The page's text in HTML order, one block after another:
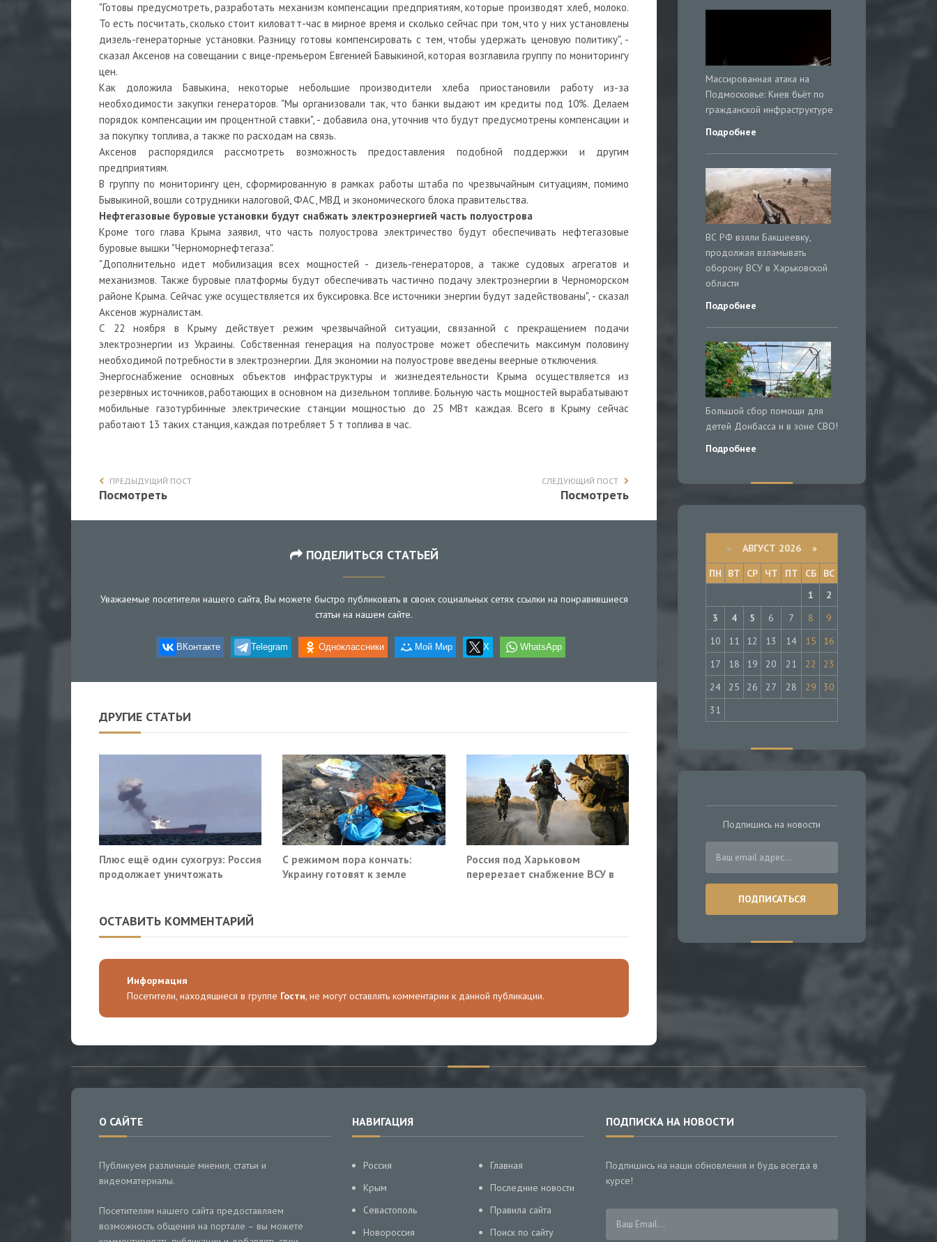
"Готовы предусмотреть, разработать механизм компенсации предприятиям, которые производят хлеб, молоко.
То есть посчитать, сколько стоит киловатт-час в мирное время и сколько сейчас при том, что у них установлены
дизель-генераторные установки. Разницу готовы компенсировать с тем, чтобы удержать ценовую политику", -
сказал Аксенов на совещании с вице-премьером Евгенией Бавыкиной, которая возглавила группу по мониторингу
цен.
Как доложила Бавыкина, некоторые небольшие производители хлеба приостановили работу из-за
необходимости закупки генераторов. "Мы организовали так, что банки выдают им кредиты под 10%. Делаем
порядок компенсации им процентной ставки", - добавила она, уточнив что будут предусмотрены компенсации и
за покупку топлива, а также по расходам на связь.
Аксенов распорядился рассмотреть возможность предоставления подобной поддержки и другим
предприятиям.
В группу по мониторингу цен, сформированную в рамках работы штаба по чрезвычайным ситуациям, помимо
Бывыкиной, вошли сотрудники налоговой, ФАС, МВД и экономического блока правительства.
Нефтегазовые буровые установки будут снабжать электроэнергией часть полуострова
Кроме того глава Крыма заявил, что часть полуострова электричество будут обеспечивать нефтегазовые
буровые вышки "Черноморнефтегаза".
"Дополнительно идет мобилизация всех мощностей - дизель-генераторов, а также судовых агрегатов и
механизмов. Также буровые платформы будут обеспечивать частично подачу электроэнергии в Черноморском
районе Крыма. Сейчас уже осуществляется их буксировка. Все источники энергии будут задействованы", - сказал
Аксенов журналистам.
С 22 ноября в Крыму действует режим чрезвычайной ситуации, связанной с прекращением подачи
электроэнергии из Украины. Собственная генерация на полуострове может обеспечить максимум половину
необходимой потребности в электроэнергии. Для экономии на полуострове введены веерные отключения.
Энергоснабжение основных объектов инфраструктуры и жизнедеятельности Крыма осуществляется из
резервных источников, работающих в основном на дизельном топливе. Больную часть мощностей вырабатывают
мобильные газотурбинные электрические станции мощностью до 25 МВт каждая. Всего в Крыму сейчас
работают 13 таких станция, каждая потребляет 5 т топлива в час.
ПРЕДЫДУЩИЙ ПОСТ
Посмотреть
СЛЕДУЮЩИЙ ПОСТ
Посмотреть
ПОДЕЛИТЬСЯ СТАТЬЕЙ
Уважаемые посетители нашего сайта, Вы можете быстро публиковать в своих социальных сетях ссылки на понравившиеся
статьи на нашем сайте.
ВКонтакте Telegram Одноклассники Мой Мир X WhatsApp
ДРУГИЕ СТАТЬИ
Плюс ещё один сухогруз: Россия
продолжает уничтожать
С режимом пора кончать:
Украину готовят к земле
Россия под Харьковом
перерезает снабжение ВСУ в
ОСТАВИТЬ КОММЕНТАРИЙ
Информация
Посетители, находящиеся в группе Гости, не могут оставлять комментарии к данной публикации.
Массированная атака на
Подмосковье: Киев бьёт по
гражданской инфраструктуре
Подробнее
ВС РФ взяли Бакшеевку,
продолжая взламывать
оборону ВСУ в Харьковской
области
Подробнее
Большой сбор помощи для
детей Донбасса и в зоне СВО!
Подробнее
« АВГУСТ 2026 »
ПН
ВТ СР ЧТ ПТ СБ
ВС
1
2
3
4 5 6 7 8
9
10
11 12 13 14 15
16
17
18 19 20 21 22
23
24
25 26 27 28 29
30
31
Подпишись на новости
О САЙТЕ
Публикуем различные мнения, статьи и
видеоматериалы.
Посетителям нашего сайта предоставляем
возможность общения на портале – вы можете
НАВИГАЦИЯ
Россия
Крым
Севастополь
Новороссия
Главная
Последние новости
Правила сайта
Поиск по сайту
ПОДПИСКА НА НОВОСТИ
Подпишись на наши обновления и будь всегда в
курсе!